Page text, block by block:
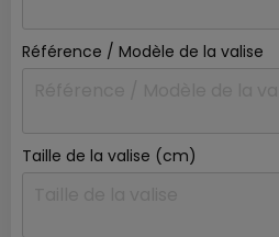
Référence / Modèle de la valise
Taille de la valise (cm)